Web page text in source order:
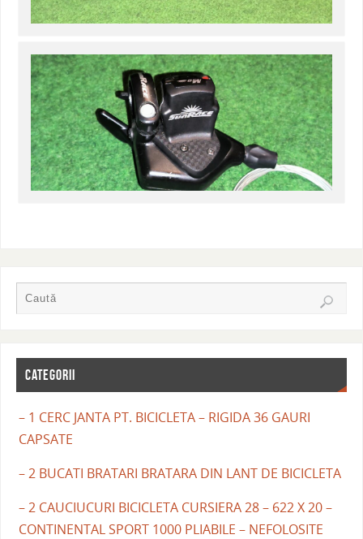
CATEGORII
– 1 CERC JANTA PT. BICICLETA – RIGIDA 36 GAURI
CAPSATE
– 2 BUCATI BRATARI BRATARA DIN LANT DE BICICLETA
– 2 CAUCIUCURI BICICLETA CURSIERA 28 – 622 X 20 –
CONTINENTAL SPORT 1000 PLIABILE – NEFOLOSITE